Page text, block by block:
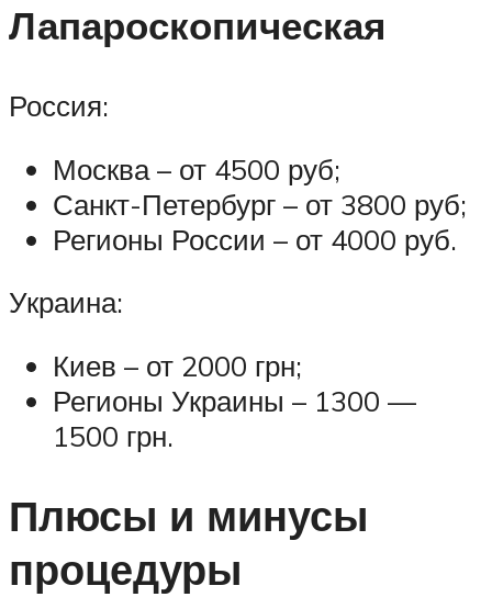
Лапароскопическая
Россия:
Москва – от 4500 руб;
Санкт-Петербург – от 3800 руб;
Регионы России – от 4000 руб.
Украина:
Киев – от 2000 грн;
Регионы Украины – 1300 —
1500 грн.
Плюсы и минусы
процедуры